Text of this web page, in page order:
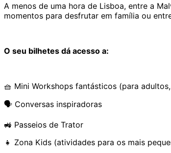
A menos de uma hora de Lisboa, entre a
momentos para desfrutar em família ou
O seu bilhetes dá acesso a:
🧺 Mini Workshops fantásticos (para
🗣️ Conversas inspiradoras
🚜 Passeios de Trator
👧 Zona Kids (atividades para os mais